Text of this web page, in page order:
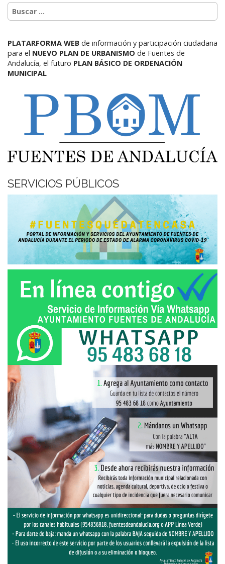
PLATARFORMA WEB de información y participación ciudadana
para el NUEVO PLAN DE URBANISMO de Fuentes de
Andalucía, el futuro PLAN BÁSICO DE ORDENACIÓN
MUNICIPAL
SERVICIOS PÚBLICOS